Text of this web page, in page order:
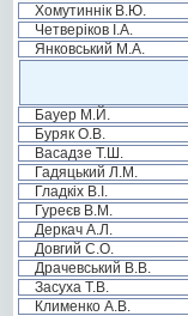
Хомутиннік В.Ю.
Четверіков І.А.
Янковський М.А.
Бауер М.Й.
Буряк О.В.
Васадзе Т.Ш.
Гадяцький Л.М.
Гладкіх В.І.
Гуреєв В.М.
Деркач А.Л.
Довгий С.О.
Драчевський В.В.
Засуха Т.В.
Клименко А.В.